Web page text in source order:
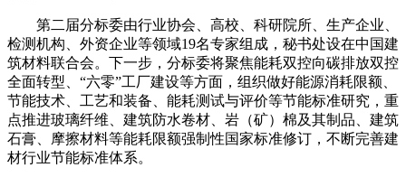
第二届分标委由行业协会、高校、科研院所、生产企业、
检测机构、外资企业等领域19名专家组成，秘书处设在中国建
筑材料联合会。下一步，分标委将聚焦能耗双控向碳排放双控
全面转型、“六零”工厂建设等方面，组织做好能源消耗限额、
节能技术、工艺和装备、能耗测试与评价等节能标准研究，重
点推进玻璃纤维、建筑防水卷材、岩（矿）棉及其制品、建筑
石膏、摩擦材料等能耗限额强制性国家标准修订，不断完善建
材行业节能标准体系。